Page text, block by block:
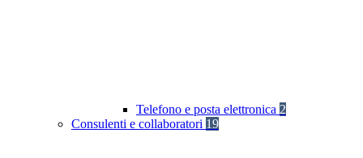
Telefono e posta elettronica 2
Consulenti e collaboratori 19